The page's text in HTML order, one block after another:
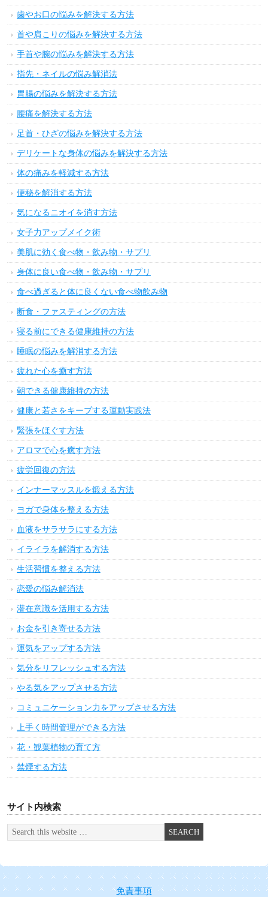
歯やお口の悩みを解決する方法
首や肩こりの悩みを解決する方法
手首や腕の悩みを解決する方法
指先・ネイルの悩み解消法
胃腸の悩みを解決する方法
腰痛を解決する方法
足首・ひざの悩みを解決する方法
デリケートな身体の悩みを解決する方法
体の痛みを軽減する方法
便秘を解消する方法
気になるニオイを消す方法
女子力アップメイク術
美肌に効く食べ物・飲み物・サプリ
身体に良い食べ物・飲み物・サプリ
食べ過ぎると体に良くない食べ物飲み物
断食・ファスティングの方法
寝る前にできる健康維持の方法
睡眠の悩みを解消する方法
疲れた心を癒す方法
朝できる健康維持の方法
健康と若さをキープする運動実践法
緊張をほぐす方法
アロマで心を癒す方法
疲労回復の方法
インナーマッスルを鍛える方法
ヨガで身体を整える方法
血液をサラサラにする方法
イライラを解消する方法
生活習慣を整える方法
恋愛の悩み解消法
潜在意識を活用する方法
お金を引き寄せる方法
運気をアップする方法
気分をリフレッシュする方法
やる気をアップさせる方法
コミュニケーション力をアップさせる方法
上手く時間管理ができる方法
花・観葉植物の育て方
禁煙する方法
サイト内検索
免責事項